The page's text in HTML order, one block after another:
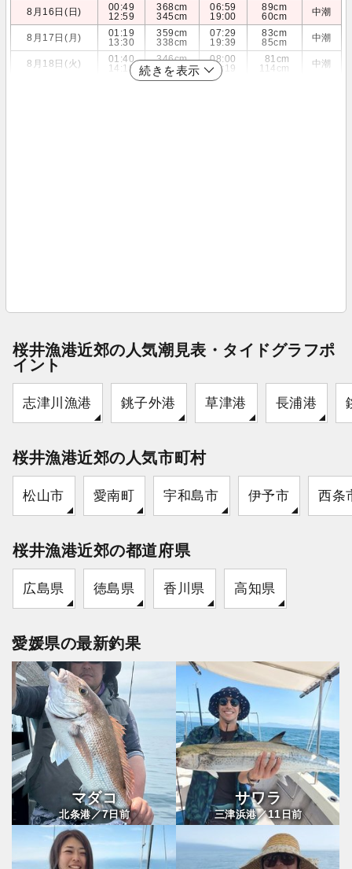
8月16日(日)
00:49
12:59
368cm
345cm
06:59
19:00
89cm
60cm
中潮
8月17日(月)
01:19
13:30
359cm
338cm
07:29
19:39
83cm
85cm
中潮
8月18日(火)
01:40
14:19
346cm
326cm
08:00
20:19
81cm
114cm
中潮
続きを表示
桜井漁港近郊の人気潮見表・タイドグラフポ
イント
志津川漁港 銚子外港 草津港 長浦港
桜井漁港近郊の人気市町村
松山市 愛南町 宇和島市 伊予市 西条
桜井漁港近郊の都道府県
広島県 徳島県 香川県 高知県
愛媛県の最新釣果
マダコ
北条港／7日前
サワラ
三津浜港／11 日前